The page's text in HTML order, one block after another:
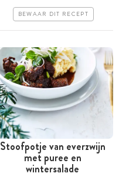
Makkelijk
BEWAAR DIT RECEPT
Meer dan 1 uur
Stoofpotje van everzwijn
met puree en
wintersalade